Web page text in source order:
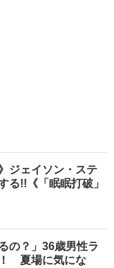
ジェイソン・ステ
る!!《「眠眠打破」
の？」36歳男性ラ
夏場に気にな